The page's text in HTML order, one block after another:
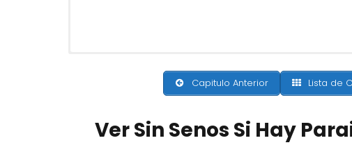
Capitulo Anterior Lista de
Ver Sin Senos Si Hay